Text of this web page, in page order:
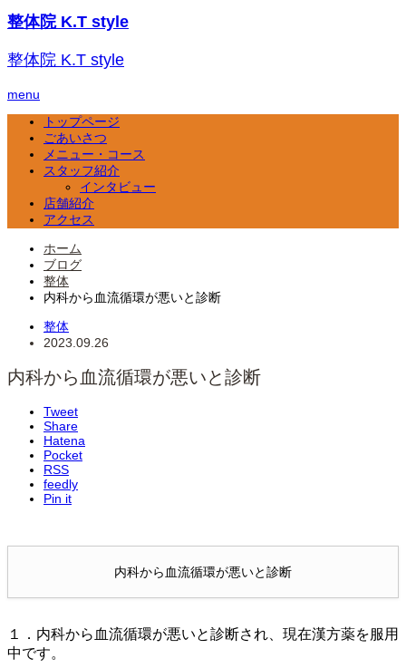
整体院 K.T style
整体院 K.T style
menu
トップページ
ごあいさつ
メニュー・コース
スタッフ紹介
インタビュー
店舗紹介
アクセス
ホーム
ブログ
整体
内科から血流循環が悪いと診断
整体
2023.09.26
内科から血流循環が悪いと診断
Tweet
Share
Hatena
Pocket
RSS
feedly
Pin it
内科から血流循環が悪いと診断
１．内科から血流循環が悪いと診断され、現在漢方薬を服用
中です。